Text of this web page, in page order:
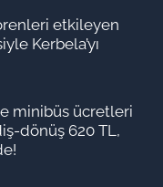
etkileyen
Kerbela’yı
minibüs ücretleri
dönüş 620 TL,